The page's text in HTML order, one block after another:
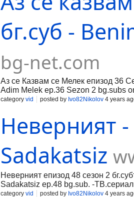
бг.суб -
bg-net.com
Аз се Казвам се Мелек епизод 36
Adim Melek ep.36 Sezon 2 bg.subs
category vid posted by Ivo82Nikolov 4 years
Неверният -
Sadakatsiz
Неверният епизод 48 сезон 2
Sadakatsiz ep.48 bg.sub. -
Мелис Сезен в Адаптация на
category vid posted by Ivo82Nikolov 4 years